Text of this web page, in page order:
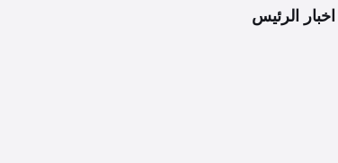
اخبار الرئيس